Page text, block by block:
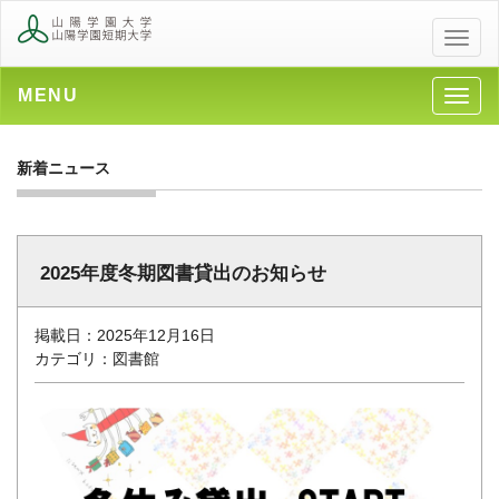
メ
ニ
ュ
ー
メ
ニ
MENU
新着ニュース
2025年度冬期図書貸出のお知らせ
掲載日：2025年12月16日
カテゴリ：図書館